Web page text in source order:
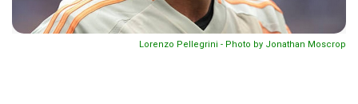
Lorenzo Pellegrini - Photo by Jonathan Moscrop